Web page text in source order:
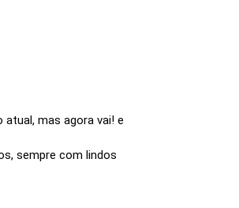
mas agora vai! e
sempre com lindos